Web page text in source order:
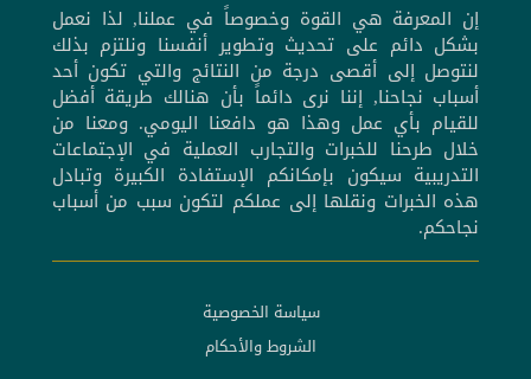
إن المعرفة هي القوة وخصوصاً في عملنا, لذا نعمل
بشكل دائم على تحديث وتطوير أنفسنا ونلتزم بذلك
لنتوصل إلى أقصى درجة من النتائج والتي تكون أحد
أسباب نجاحنا, إننا نرى دائماً بأن هنالك طريقة أفضل
للقيام بأي عمل وهذا هو دافعنا اليومي. ومعنا من
خلال طرحنا للخبرات والتجارب العملية في الإجتماعات
التدريبية سيكون بإمكانكم الإستفادة الكبيرة وتبادل
هذه الخبرات ونقلها إلى عملكم لتكون سبب من أسباب
نجاحكم.
سياسة الخصوصية
الشروط والأحكام